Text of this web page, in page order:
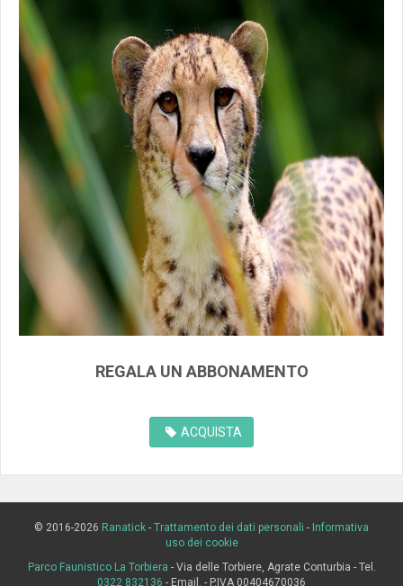
REGALA UN ABBONAMENTO
ACQUISTA
© 2016-2026 Ranatick - Trattamento dei dati personali - Informativa
uso dei cookie
Parco Faunistico La Torbiera - Via delle Torbiere, Agrate Conturbia - Tel.
0322 832136 - Email. - P.IVA 00404670036